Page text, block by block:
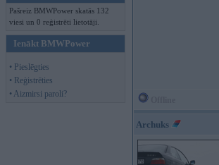
Pašreiz BMWPower skatās 132
viesi un 0 reģistrēti lietotāji.
Ienākt BMWPower
• Pieslēgties
• Reģistrēties
• Aizmirsi paroli?
Archuks